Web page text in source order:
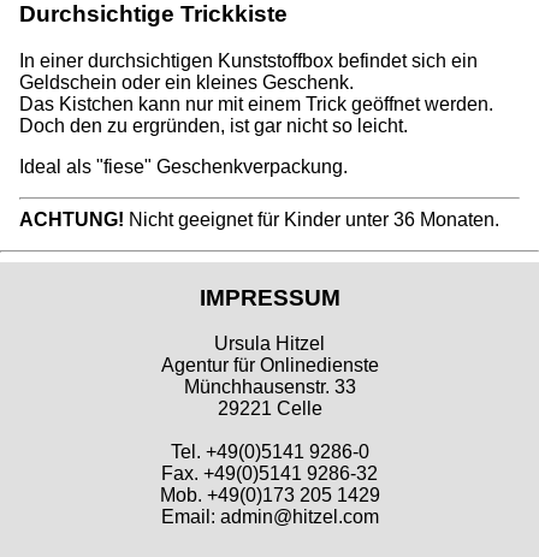
Durchsichtige Trickkiste
In einer durchsichtigen Kunststoffbox befindet sich ein
Geldschein oder ein kleines Geschenk.
Das Kistchen kann nur mit einem Trick geöffnet werden.
Doch den zu ergründen, ist gar nicht so leicht.
Ideal als "fiese" Geschenkverpackung.
ACHTUNG! Nicht geeignet für Kinder unter 36 Monaten.
IMPRESSUM
Ursula Hitzel
Agentur für Onlinedienste
Münchhausenstr. 33
29221 Celle
Tel. +49(0)5141 9286-0
Fax. +49(0)5141 9286-32
Mob. +49(0)173 205 1429
Email: admin@hitzel.com